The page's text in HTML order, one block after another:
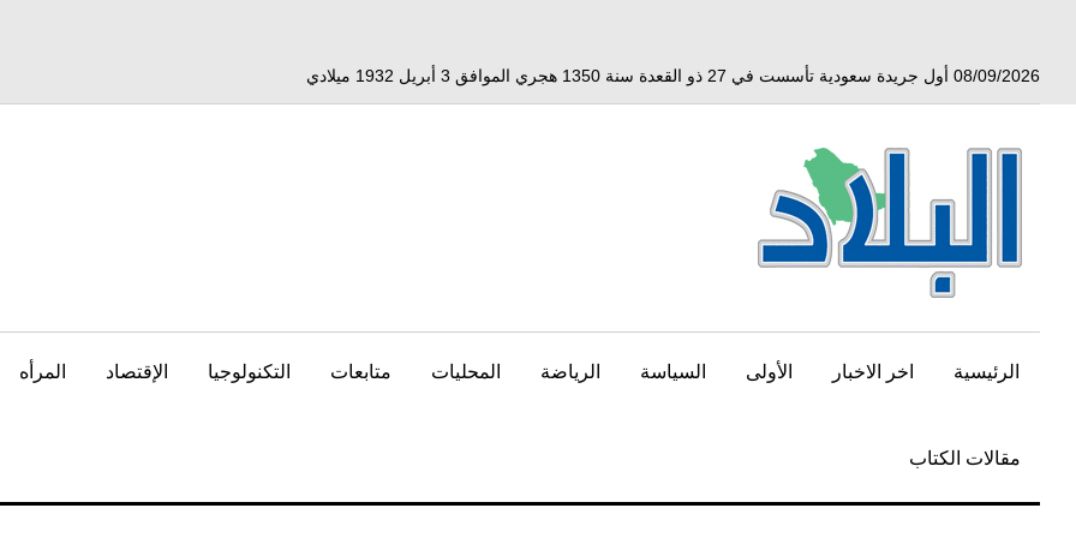
08/09/2026 أول جريدة سعودية تأسست في 27 ذو القعدة سنة 1350 هجري الموافق 3 أبريل 1932 ميلادي
الرئيسية اخر الاخبار الأولى السياسة الرياضة المحليات متابعات التكنولوجيا الإقتصاد المرأه
مقالات الكتاب